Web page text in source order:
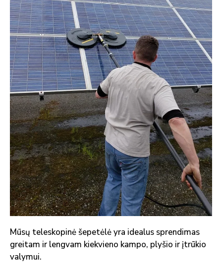
Mūsų teleskopinė šepetėlė yra idealus sprendimas
greitam ir lengvam kiekvieno kampo, plyšio ir įtrūkio
valymui.